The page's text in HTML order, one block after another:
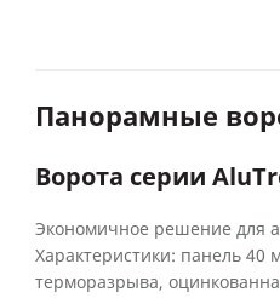
Панорамные
Ворота серии
Экономичное решение для
Характеристики: панель 40
терморазрыва,